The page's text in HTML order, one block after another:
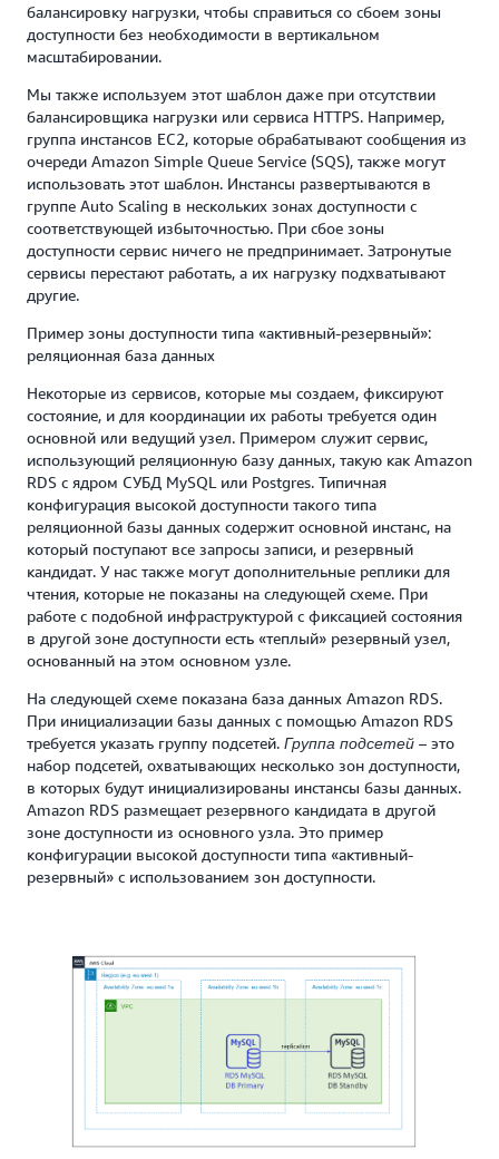
балансировку нагрузки, чтобы справиться со сбоем зоны
доступности без необходимости в вертикальном
масштабировании.
Мы также используем этот шаблон даже при отсутствии
балансировщика нагрузки или сервиса HTTPS. Например,
группа инстансов EC2, которые обрабатывают сообщения из
очереди Amazon Simple Queue Service (SQS), также могут
использовать этот шаблон. Инстансы развертываются в
группе Auto Scaling в нескольких зонах доступности с
соответствующей избыточностью. При сбое зоны
доступности сервис ничего не предпринимает. Затронутые
сервисы перестают работать, а их нагрузку подхватывают
другие.
Пример зоны доступности типа «активный-резервный»:
реляционная база данных
Некоторые из сервисов, которые мы создаем, фиксируют
состояние, и для координации их работы требуется один
основной или ведущий узел. Примером служит сервис,
использующий реляционную базу данных, такую как Amazon
RDS с ядром СУБД MySQL или Postgres. Типичная
конфигурация высокой доступности такого типа
реляционной базы данных содержит основной инстанс, на
который поступают все запросы записи, и резервный
кандидат. У нас также могут дополнительные реплики для
чтения, которые не показаны на следующей схеме. При
работе с подобной инфраструктурой с фиксацией состояния
в другой зоне доступности есть «теплый» резервный узел,
основанный на этом основном узле.
На следующей схеме показана база данных Amazon RDS.
При инициализации базы данных с помощью Amazon RDS
требуется указать группу подсетей. Группа подсетей – это
набор подсетей, охватывающих несколько зон доступности,
в которых будут инициализированы инстансы базы данных.
Amazon RDS размещает резервного кандидата в другой
зоне доступности из основного узла. Это пример
конфигурации высокой доступности типа «активный-
резервный» с использованием зон доступности.